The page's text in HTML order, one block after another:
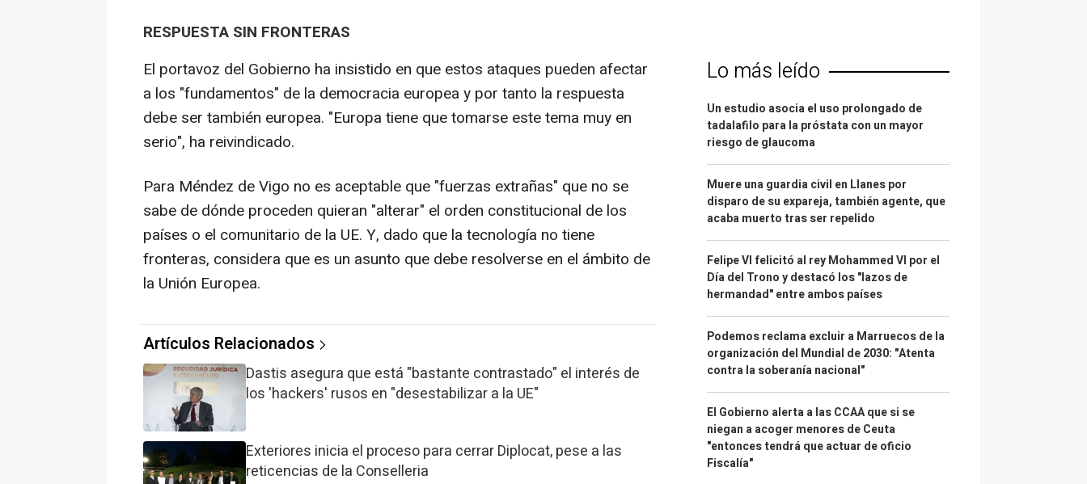
RESPUESTA SIN FRONTERAS
El portavoz del Gobierno ha insistido en que estos ataques pueden afectar
a los "fundamentos" de la democracia europea y por tanto la respuesta
debe ser también europea. "Europa tiene que tomarse este tema muy en
serio", ha reivindicado.
Para Méndez de Vigo no es aceptable que "fuerzas extrañas" que no se
sabe de dónde proceden quieran "alterar" el orden constitucional de los
países o el comunitario de la UE. Y, dado que la tecnología no tiene
fronteras, considera que es un asunto que debe resolverse en el ámbito de
la Unión Europea.
Artículos Relacionados
Dastis asegura que está "bastante contrastado" el interés de
los 'hackers' rusos en "desestabilizar a la UE"
Exteriores inicia el proceso para cerrar Diplocat, pese a las
reticencias de la Conselleria
Lo más leído
Un estudio asocia el uso prolongado de
tadalafilo para la próstata con un mayor
riesgo de glaucoma
Muere una guardia civil en Llanes por
disparo de su expareja, también agente, que
acaba muerto tras ser repelido
Felipe VI felicitó al rey Mohammed VI por el
Día del Trono y destacó los "lazos de
hermandad" entre ambos países
Podemos reclama excluir a Marruecos de la
organización del Mundial de 2030: "Atenta
contra la soberanía nacional"
El Gobierno alerta a las CCAA que si se
niegan a acoger menores de Ceuta
"entonces tendrá que actuar de oficio
Fiscalía"